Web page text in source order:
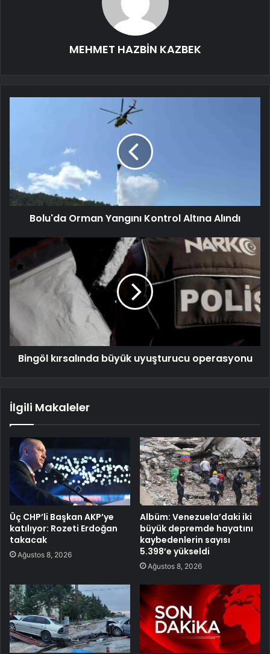
MEHMET HAZBİN KAZBEK
Bolu'da Orman Yangını Kontrol Altına Alındı
Bingöl kırsalında büyük uyuşturucu operasyonu
İlgili Makaleler
Üç CHP’li Başkan AKP’ye
katılıyor: Rozeti Erdoğan
takacak
Ağustos 8, 2026
Albüm: Venezuela’daki iki
büyük depremde hayatını
kaybedenlerin sayısı
5.398’e yükseldi
Ağustos 8, 2026